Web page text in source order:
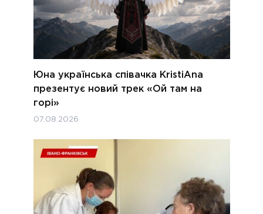
Юна українська співачка KristiAna
презентує новий трек «Ой там на
горі»
07.08.2026